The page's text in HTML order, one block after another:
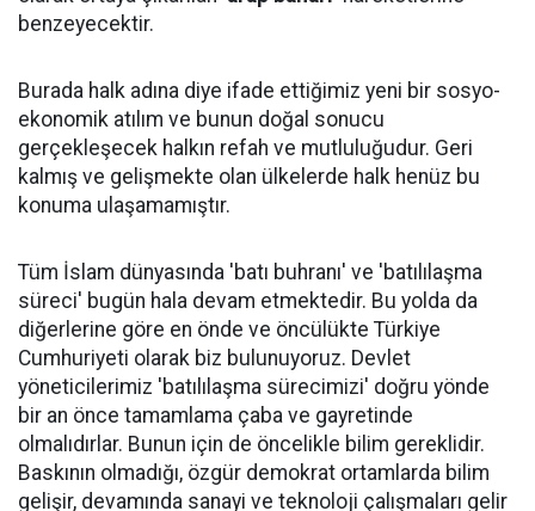
benzeyecektir.
Burada halk adına diye ifade ettiğimiz yeni bir sosyo-
ekonomik atılım ve bunun doğal sonucu
gerçekleşecek halkın refah ve mutluluğudur. Geri
kalmış ve gelişmekte olan ülkelerde halk henüz bu
konuma ulaşamamıştır.
Tüm İslam dünyasında 'batı buhranı' ve 'batılılaşma
süreci' bugün hala devam etmektedir. Bu yolda da
diğerlerine göre en önde ve öncülükte Türkiye
Cumhuriyeti olarak biz bulunuyoruz. Devlet
yöneticilerimiz 'batılılaşma sürecimizi' doğru yönde
bir an önce tamamlama çaba ve gayretinde
olmalıdırlar. Bunun için de öncelikle bilim gereklidir.
Baskının olmadığı, özgür demokrat ortamlarda bilim
gelişir, devamında sanayi ve teknoloji çalışmaları gelir